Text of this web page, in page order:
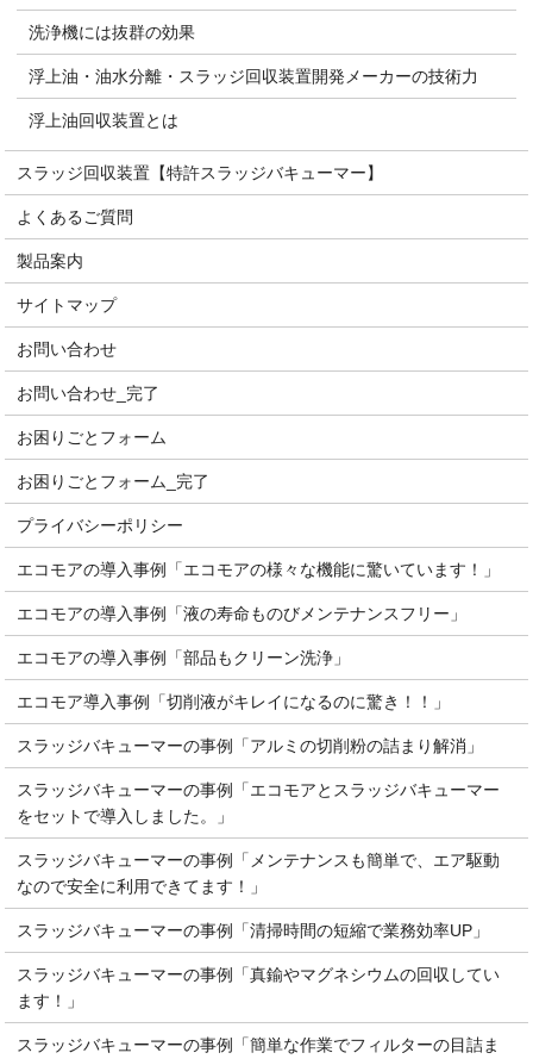
洗浄機には抜群の効果
浮上油・油水分離・スラッジ回収装置開発メーカーの技術力
浮上油回収装置とは
スラッジ回収装置【特許スラッジバキューマー】
よくあるご質問
製品案内
サイトマップ
お問い合わせ
お問い合わせ_完了
お困りごとフォーム
お困りごとフォーム_完了
プライバシーポリシー
エコモアの導入事例「エコモアの様々な機能に驚いています！」
エコモアの導入事例「液の寿命ものびメンテナンスフリー」
エコモアの導入事例「部品もクリーン洗浄」
エコモア導入事例「切削液がキレイになるのに驚き！！」
スラッジバキューマーの事例「アルミの切削粉の詰まり解消」
スラッジバキューマーの事例「エコモアとスラッジバキューマー
をセットで導入しました。」
スラッジバキューマーの事例「メンテナンスも簡単で、エア駆動
なので安全に利用できてます！」
スラッジバキューマーの事例「清掃時間の短縮で業務効率UP」
スラッジバキューマーの事例「真鍮やマグネシウムの回収してい
ます！」
スラッジバキューマーの事例「簡単な作業でフィルターの目詰ま